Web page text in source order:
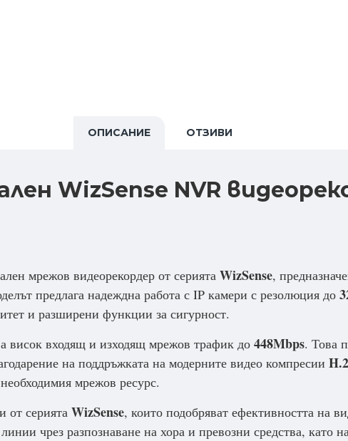
ОПИСАНИЕ ОТЗИВИ
WizSense NVR
мрежов видеорекордер от серията WizSense,
предлага надеждна работа с IP камери с резолюция до
и разширени функции за сигурност.
висок входящ и изходящ мрежов трафик до 448Mbps. Това
на поддръжката на модерните видео компресии
мрежов ресурс.
от серията WizSense, които подобряват ефективността на
чрез разпознаване на хора и превозни средства,